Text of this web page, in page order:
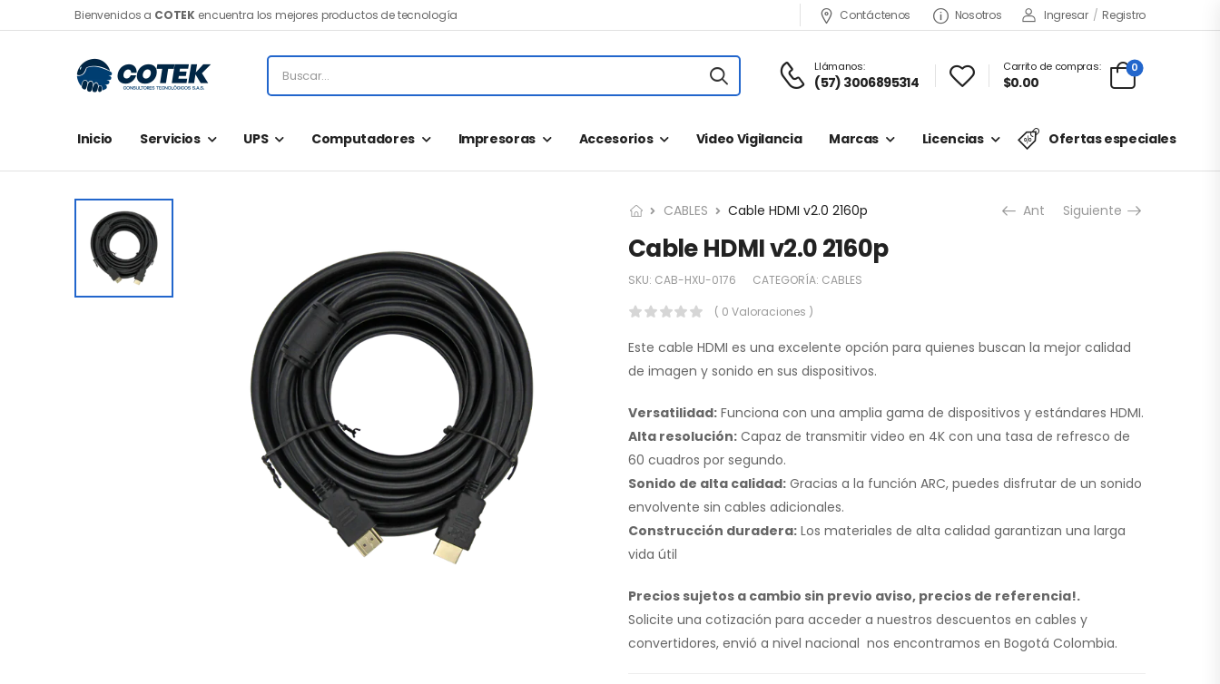
Bienvenidos a COTEK encuentra los mejores productos de tecnología Contáctenos Nosotros Ingresar / Registro
Llámanos:
(57) 3006895314
Carrito de compras:
$0.00
0
Inicio Servicios UPS Computadores Impresoras Accesorios Video Vigilancia Marcas Licencias Ofertas especiales
CABLES Cable HDMI v2.0 2160p Ant Siguiente
Cable HDMI v2.0 2160p
SKU: CAB-HXU-0176 CATEGORÍA: CABLES
( 0 Valoraciones )
Este cable HDMI es una excelente opción para quienes buscan la mejor calidad
de imagen y sonido en sus dispositivos.
Versatilidad: Funciona con una amplia gama de dispositivos y estándares HDMI.
Alta resolución: Capaz de transmitir video en 4K con una tasa de refresco de
60 cuadros por segundo.
Sonido de alta calidad: Gracias a la función ARC, puedes disfrutar de un sonido
envolvente sin cables adicionales.
Construcción duradera: Los materiales de alta calidad garantizan una larga
vida útil
Precios sujetos a cambio sin previo aviso, precios de referencia!.
Solicite una cotización para acceder a nuestros descuentos en cables y
convertidores, envió a nivel nacional nos encontramos en Bogotá Colombia.